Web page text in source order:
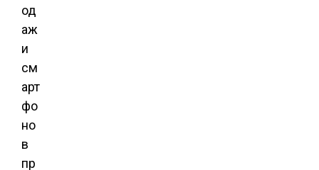
од
аж
и
см
арт
фо
но
в
пр